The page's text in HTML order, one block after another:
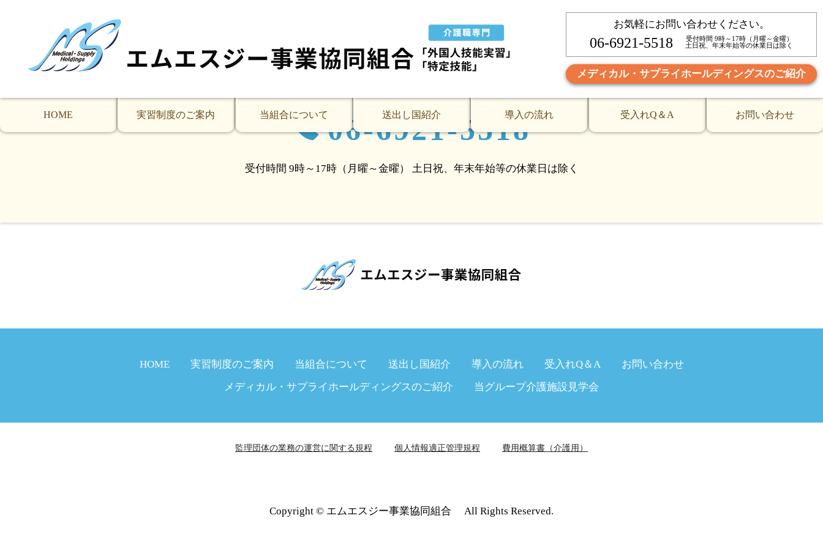
お気軽にお問い合わせください。
06-6921-5518
受付時間 9時～17時（月曜～金曜）
土日祝、年末年始等の休業日は除く
メディカル・サプライホールディングスのご紹介
HOME 実習制度のご案内 当組合について 送出し国紹介 導入の流れ 受入れQ＆A お問い合わせ
3名はそれぞれ1期生、2期生、3期生です。
06-6921-5518
受付時間 9時～17時（月曜～金曜） 土日祝、年末年始等の休業日は除く
HOME 実習制度のご案内 当組合について 送出し国紹介 導入の流れ 受入れQ＆A
お問い合わせ
メディカル・サプライホールディングスのご紹介
当グループ介護施設見学会
監理団体の業務の運営に関する規程 個人情報適正管理規程 費用概算書（介護用）
Copyright © エムエスジー事業協同組合 All Rights Reserved.